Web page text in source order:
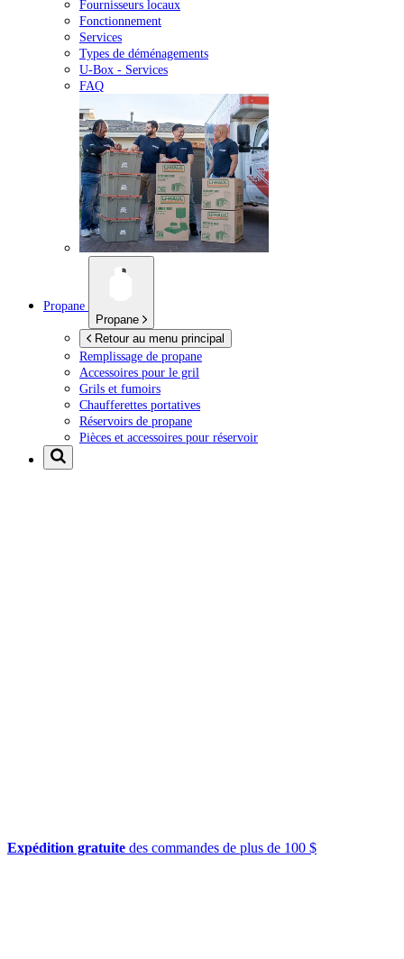
Fournisseurs locaux
Fonctionnement
Services
Types de déménagements
U-Box - Services
FAQ
Propane
Propane
Retour au menu principal
Remplissage de propane
Accessoires pour le gril
Grils et fumoirs
Chaufferettes portatives
Réservoirs de propane
Pièces et accessoires pour réservoir
Expédition gratuite des commandes de plus de 100 $